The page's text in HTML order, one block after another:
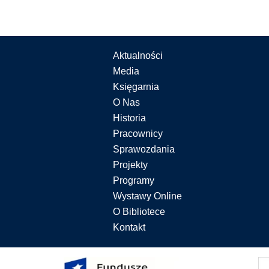
Aktualności
Media
Księgarnia
O Nas
Historia
Pracownicy
Sprawozdania
Projekty
Programy
Wystawy Online
O Bibliotece
Kontakt